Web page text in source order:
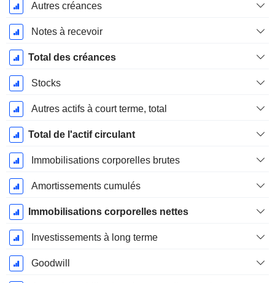
Autres créances
Notes à recevoir
Total des créances
Stocks
Autres actifs à court terme, total
Total de l'actif circulant
Immobilisations corporelles brutes
Amortissements cumulés
Immobilisations corporelles nettes
Investissements à long terme
Goodwill